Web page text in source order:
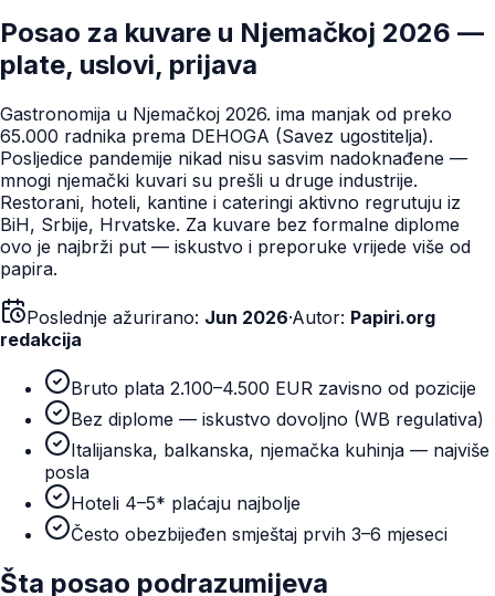
Posao za kuvare u Njemačkoj 2026 —
plate, uslovi, prijava
Gastronomija u Njemačkoj 2026. ima manjak od preko
65.000 radnika prema DEHOGA (Savez ugostitelja).
Posljedice pandemije nikad nisu sasvim nadoknađene —
mnogi njemački kuvari su prešli u druge industrije.
Restorani, hoteli, kantine i cateringi aktivno regrutuju iz
BiH, Srbije, Hrvatske. Za kuvare bez formalne diplome
ovo je najbrži put — iskustvo i preporuke vrijede više od
papira.
Poslednje ažurirano: Jun 2026·Autor: Papiri.org
redakcija
Bruto plata 2.100–4.500 EUR zavisno od pozicije
Bez diplome — iskustvo dovoljno (WB regulativa)
Italijanska, balkanska, njemačka kuhinja — najviše
posla
Hoteli 4–5* plaćaju najbolje
Često obezbijeđen smještaj prvih 3–6 mjeseci
Šta posao podrazumijeva